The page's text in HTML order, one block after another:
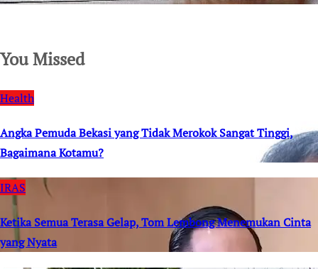
You Missed
Health
Angka Pemuda Bekasi yang Tidak Merokok Sangat Tinggi,
Bagaimana Kotamu?
IRAS
Ketika Semua Terasa Gelap, Tom Lembong Menemukan Cinta
yang Nyata